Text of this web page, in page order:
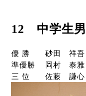
12 中学生
優 勝 砂田 祥吾
準優勝
岡村 泰雅
三 位
佐藤 謙心